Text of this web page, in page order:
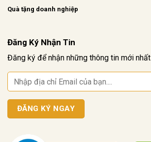
Quà tặng doanh nghiệp
Đăng Ký Nhận Tin
Đăng ký để nhận những thông tin mới